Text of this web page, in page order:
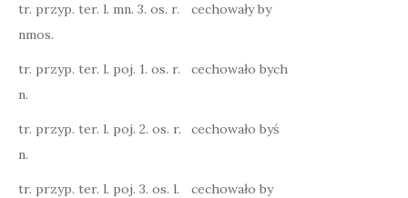
tr. przyp. ter. l. mn. 3. os. r.
nmos.
cechowały by
tr. przyp. ter. l. poj. 1. os. r.
n.
cechowało bych
tr. przyp. ter. l. poj. 2. os. r.
n.
cechowało byś
tr. przyp. ter. l. poj. 3. os. l.
cechowało by